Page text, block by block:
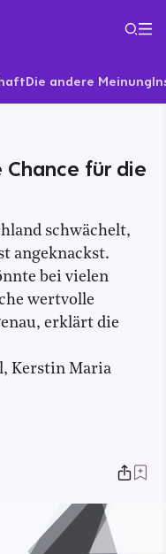
Die andere Meinung
Chance für die
schwächelt,
angeknackst.
bei vielen
wertvolle
erklärt die
Kerstin Maria